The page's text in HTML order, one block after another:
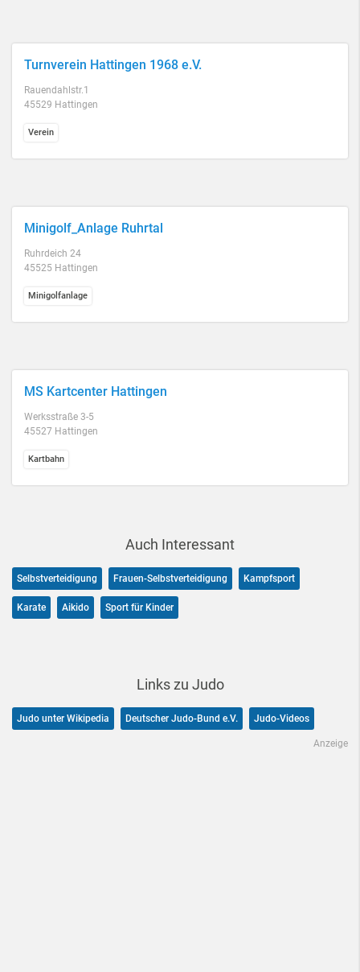
Turnverein Hattingen 1968 e.V.
Rauendahlstr.1
45529 Hattingen
Verein
Minigolf_Anlage Ruhrtal
Ruhrdeich 24
45525 Hattingen
Minigolfanlage
MS Kartcenter Hattingen
Werksstraße 3-5
45527 Hattingen
Kartbahn
Auch Interessant
Selbstverteidigung Frauen-Selbstverteidigung Kampfsport
Karate Aikido Sport für Kinder
Links zu Judo
Judo unter Wikipedia Deutscher Judo-Bund e.V. Judo-Videos
Anzeige